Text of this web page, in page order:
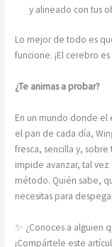
y alineado con tus
Lo mejor de todo es
funcione. ¡El cerebro
¿Te animas a probar?
En un mundo donde el
el pan de cada día,
fresca, sencilla y,
impide avanzar, tal
método. Quién sabe,
necesitas para
✨ ¿Conoces a alguien
¡Compártele este